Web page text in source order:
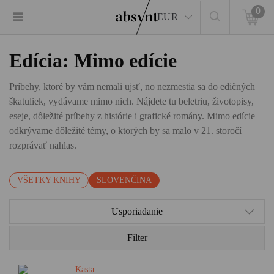
EUR
0
Edícia: Mimo edície
Príbehy, ktoré by vám nemali ujsť, no nezmestia sa do edičných
škatuliek, vydávame mimo nich. Nájdete tu beletriu, životopisy,
eseje, dôležité príbehy z histórie i grafické romány. Mimo edície
odkrývame dôležité témy, o ktorých by sa malo v 21. storočí
rozprávať nahlas.
VŠETKY KNIHY SLOVENČINA
Usporiadanie
Filter